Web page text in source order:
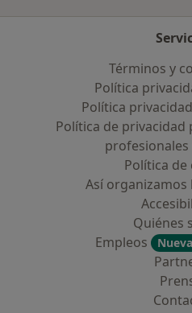
Términos y
Política
Política
Política de
profesionales
Política de
Así
Quiénes
Empleos